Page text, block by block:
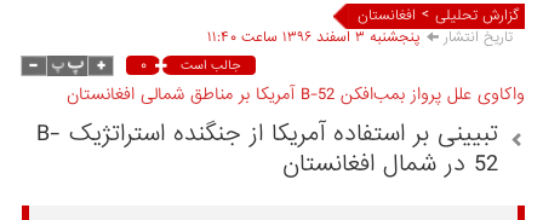
گزارش تحلیلی > افغانستان
تاریخ انتشار
پنجشنبه ۳ اسفند ۱۳۹۶ ساعت ۱۱:۴۰
جالب است ۰
واکاوی علل پرواز بمب‌افکن B-52 آمریکا بر مناطق شمالی افغانستان
تبیینی بر استفاده آمریکا از جنگنده استراتژیک B-
52 در شمال افغانستان